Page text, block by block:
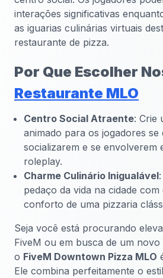
interações significativas
as iguarias culinárias virtuais
restaurante de pizza.
Por Que Escolher
Restaurante MLO
Centro Social Atraente: Crie
animado para os jogadores
socializarem e se envolverem
roleplay.
Charme Culinário Inigualável
pedaço da vida na cidade
conforto de uma pizzaria
Seja você está procurando
FiveM ou em busca de um
o FiveM Downtown Pizza MLO
Ele combina perfeitamente o